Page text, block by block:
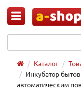
Каталог
Инкубатор
автоматическим